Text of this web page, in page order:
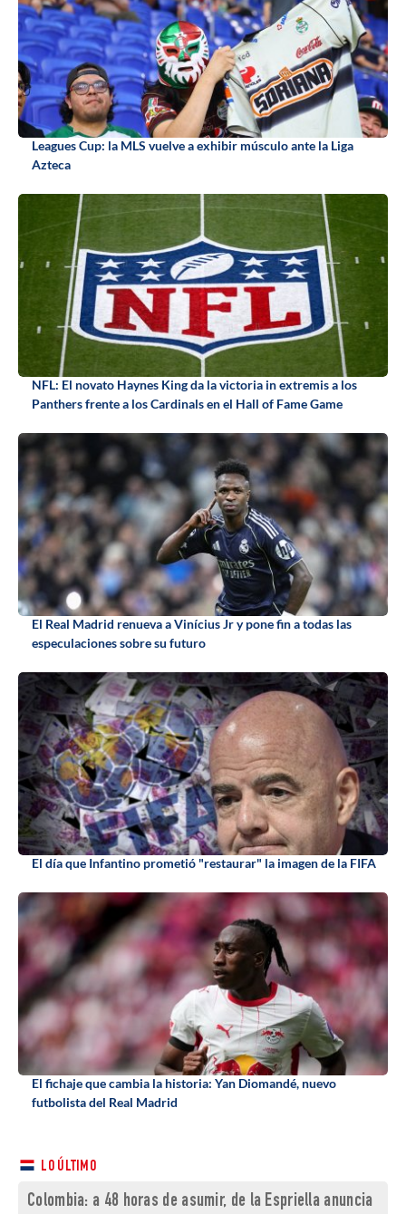
Leagues Cup: la MLS vuelve a exhibir músculo ante la Liga
Azteca
NFL: El novato Haynes King da la victoria in extremis a los
Panthers frente a los Cardinals en el Hall of Fame Game
El Real Madrid renueva a Vinícius Jr y pone fin a todas las
especulaciones sobre su futuro
El día que Infantino prometió "restaurar" la imagen de la FIFA
El fichaje que cambia la historia: Yan Diomandé, nuevo
futbolista del Real Madrid
LO ÚLTIMO
Colombia: a 48 horas de asumir, de la Espriella anuncia